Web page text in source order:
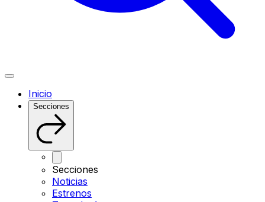
Inicio
Secciones
Secciones
Noticias
Estrenos